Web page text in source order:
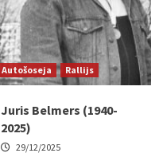
Autošoseja Rallijs
Juris Belmers (1940-
2025)
29/12/2025